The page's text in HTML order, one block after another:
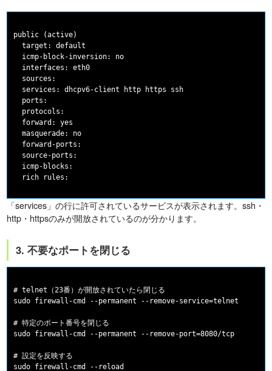
public (active)
  target: default
  icmp-block-inversion: no
  interfaces: eth0
  sources:
  services: dhcpv6-client http https ssh
  ports:
  protocols:
  forward: yes
  masquerade: no
  forward-ports:
  source-ports:
  icmp-blocks:
「services」の行に許可されているサービスが表示されます。ssh・
http・httpsのみが開放されているのが分かります。
3. 不要なポートを閉じる
# telnet（23番）が開放されていたら閉じる
sudo firewall-cmd --permanent --remove-service=telnet
# 特定のポート番号を閉じる
sudo firewall-cmd --permanent --remove-port=8080/tcp
# 設定を反映する